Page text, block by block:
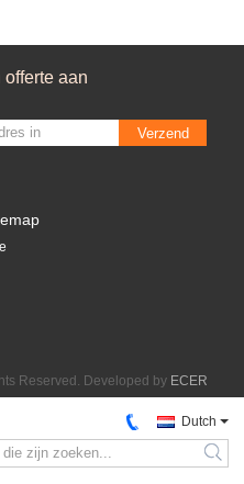
offerte aan
Verzend
Reserved. Developed by ECER
Dutch
search